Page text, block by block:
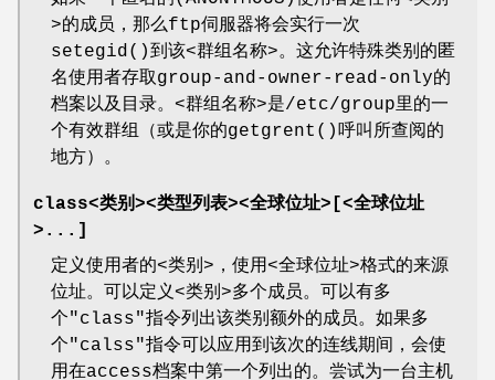
>的成员，那么ftp伺服器将会实行一次
setegid()到该<群组名称>。这允许特殊类别的匿
名使用者存取group-and-owner-read-only的
档案以及目录。<群组名称>是/etc/group里的一
个有效群组（或是你的getgrent()呼叫所查阅的
地方）。
class<类别><类型列表><全球位址>[<全球位址
>...]
定义使用者的<类别>，使用<全球位址>格式的来源
位址。可以定义<类别>多个成员。可以有多
个"class"指令列出该类别额外的成员。如果多
个"calss"指令可以应用到该次的连线期间，会使
用在access档案中第一个列出的。尝试为一台主机